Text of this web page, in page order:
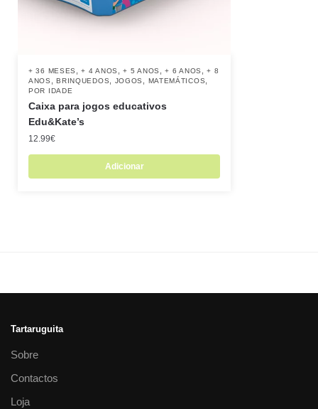
+ 36 MESES ,+ 4 ANOS ,+ 5 ANOS ,+ 6 ANOS ,+ 8
ANOS
,BRINQUEDOS JOGOS MATEMÁTICOS
POR IDADE
Caixa para jogos educativos
Edu&Kate’s
12.99€
Adicionar
Tartaruguita
Sobre
Contactos
Loja